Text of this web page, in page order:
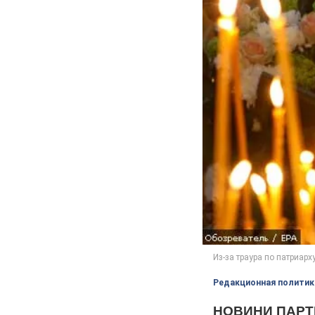
Редакционная